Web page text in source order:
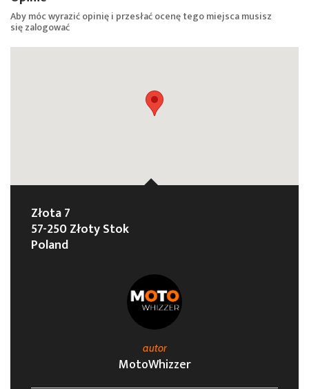
Aby móc wyrazić opinię i przesłać ocenę tego miejsca musisz
sięzalogować
Złota 7
57-250 Złoty Stok
Poland
autor
MotoWhizzer